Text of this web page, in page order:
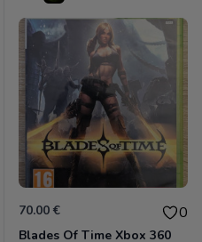
70.00 € 0
Blades Of Time Xbox 360